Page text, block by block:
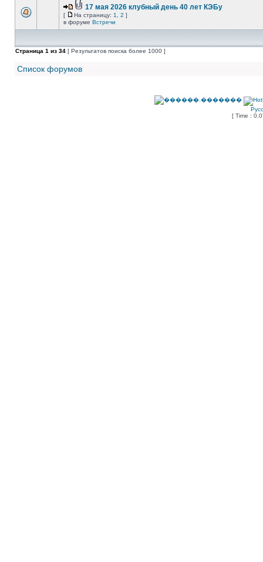
17 мая 2026 клубный день 40 лет КЭБу
[ На страницу: 1 2 ]
в форуме Встречи
Страница 1 из 34 [ Результатов поиска более 1000 ]
Список форумов
[ Time :